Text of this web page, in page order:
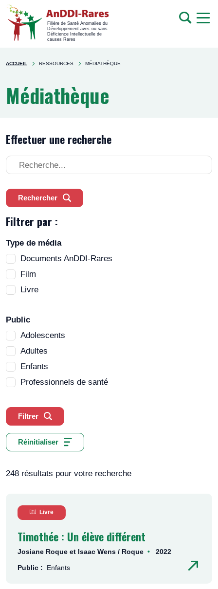
Filière de Santé Anomalies du
Développement avec ou sans
Déficience Intellectuelle de
causes Rares
Rechercher
sur
You're
ACCUEIL RESSOURCES MÉDIATHÈQUE
Médiathèque
Effectuer une recherche
Effectuer
une
Rechercher
Filtrer par :
Type de média
Documents AnDDI-Rares
Film
Livre
Public
Adolescents
Adultes
Enfants
Professionnels de santé
Filtrer
Réinitialiser
248 résultats pour votre recherche
Livre
Timothée : Un élève différent
Josiane Roque et Isaac Wens / Roque 2022
Public : Enfants